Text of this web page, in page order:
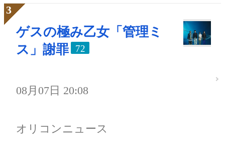
ゲスの極み乙女「管理ミ
ス」謝罪
72
08月07日 20:08
オリコンニュース